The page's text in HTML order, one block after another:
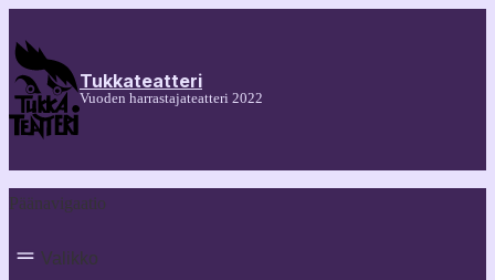
Tukkateatteri
Vuoden harrastajateatteri 2022
Päänavigaatio
Valikko